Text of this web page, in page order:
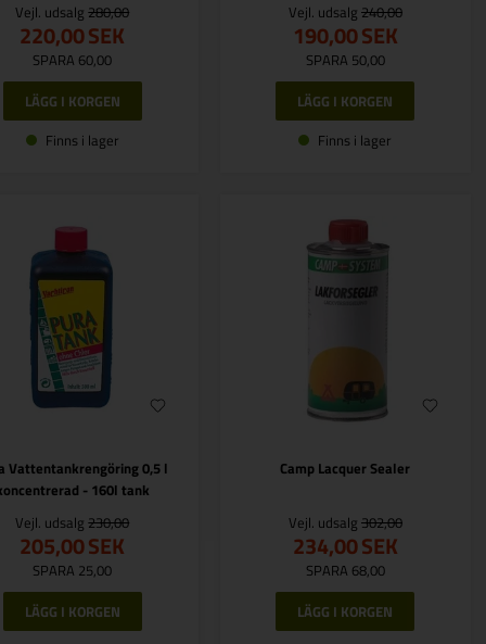
Vejl. udsalg280,00
220,00SEK
SPARA 60,00
Finns i lager
Vejl. udsalg 240,00
190,00SEK
SPARA 50,00
Finns i lager
Vattentankrengöring 0,5 l
- 160l tank
Vejl. udsalg230,00
205,00SEK
SPARA 25,00
Camp Lacquer Sealer
Vejl. udsalg 302,00
234,00SEK
SPARA 68,00